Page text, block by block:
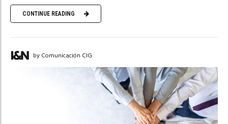
CONTINUE READING
by Comunicación CIG